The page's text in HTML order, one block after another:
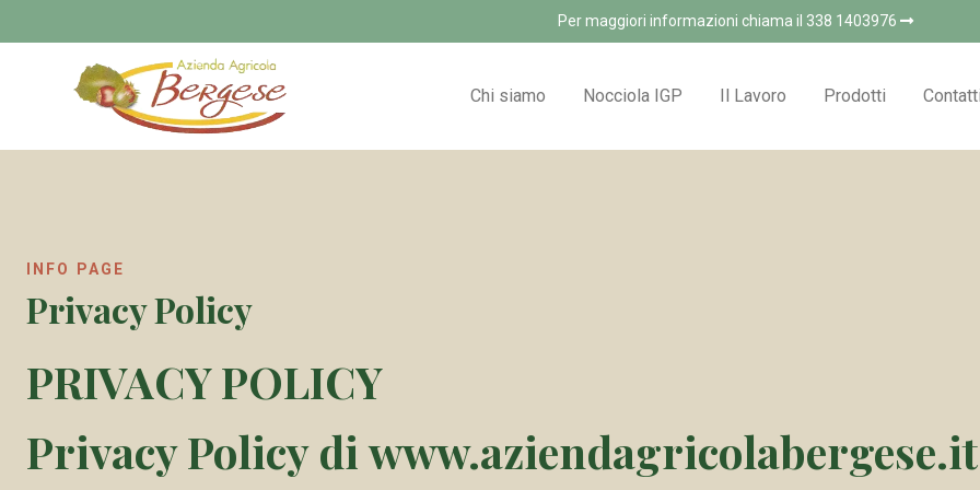
Per maggiori informazioni chiama il 338 1403976
Chi siamo Nocciola IGP Il Lavoro Prodotti
INFO PAGE
Privacy Policy
PRIVACY POLICY
Privacy Policy diwww.aziendagricolabergese.it